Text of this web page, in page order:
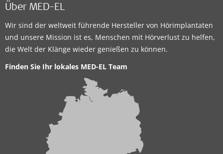
Über MED-EL
Wir sind der weltweit führende Hersteller von Hörimplantaten
und unsere Mission ist es, Menschen mit Hörverlust zu helfen,
die Welt der Klänge wieder genießen zu können.
Finden Sie Ihr lokales MED-EL Team